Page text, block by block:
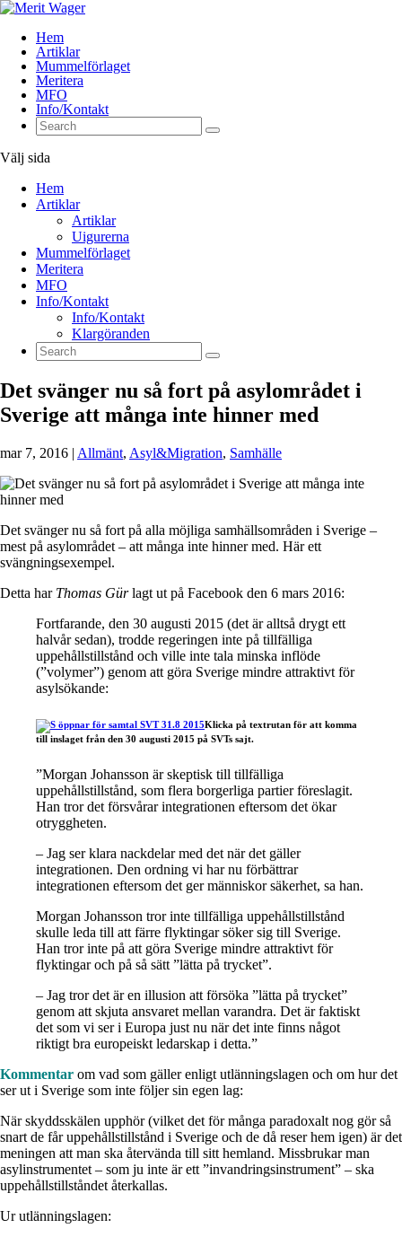
Hem
Artiklar
Mummelförlaget
Meritera
MFO
Info/Kontakt
Välj sida
Hem
Artiklar
Artiklar
Uigurerna
Mummelförlaget
Meritera
MFO
Info/Kontakt
Info/Kontakt
Klargöranden
Det svänger nu så fort på asylområdet i
Sverige att många inte hinner med
mar 7, 2016 | Allmänt, Asyl&Migration, Samhälle
Det svänger nu så fort på alla möjliga samhällsområden i Sverige –
mest på asylområdet – att många inte hinner med. Här ett
svängningsexempel.
Detta har Thomas Gürlagt ut på Facebook den 6 mars 2016:
Fortfarande, den 30 augusti 2015 (det är alltså drygt ett
halvår sedan), trodde regeringen inte på tillfälliga
uppehållstillstånd och ville inte tala minska inflöde
(”volymer”) genom att göra Sverige mindre attraktivt för
asylsökande:
Klicka på textrutan för att komma
till inslaget från den 30 augusti 2015 på SVTs sajt.
”Morgan Johansson är skeptisk till tillfälliga
uppehållstillstånd, som flera borgerliga partier föreslagit.
Han tror det försvårar integrationen eftersom det ökar
otryggheten.
– Jag ser klara nackdelar med det när det gäller
integrationen. Den ordning vi har nu förbättrar
integrationen eftersom det ger människor säkerhet, sa han.
Morgan Johansson tror inte tillfälliga uppehållstillstånd
skulle leda till att färre flyktingar söker sig till Sverige.
Han tror inte på att göra Sverige mindre attraktivt för
flyktingar och på så sätt ”lätta på trycket”.
– Jag tror det är en illusion att försöka ”lätta på trycket”
genom att skjuta ansvaret mellan varandra. Det är faktiskt
det som vi ser i Europa just nu när det inte finns något
riktigt bra europeiskt ledarskap i detta.”
Kommentar om vad som gäller enligt utlänningslagen och om hur det
ser ut i Sverige som inte följer sin egen lag:
När skyddsskälen upphör (vilket det för många paradoxalt nog gör så
snart de får uppehållstillstånd i Sverige och de då reser hem igen) är det
meningen att man ska återvända till sitt hemland. Missbrukar man
asylinstrumentet – som ju inte är ett ”invandringsinstrument” – ska
uppehållstillståndet återkallas.
Ur utlänningslagen: